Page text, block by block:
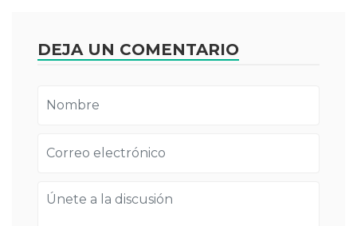
DEJA UN COMENTARIO